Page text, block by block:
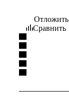
Отложить
Сравнить